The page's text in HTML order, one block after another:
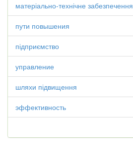
матеріально-технічне забезпечення
пути повышения
підприємство
управление
шляхи підвищення
эффективность